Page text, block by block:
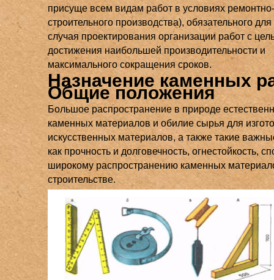
присуще всем видам работ в условиях ремонтно-
строительного производства), обязательного
случая проектирования организации работ с
достижения наибольшей производительности и
максимального сокращения сроков.
Назначение каменных
Общие положения
Большое распространение в природе
каменных материалов и обилие сырья для
искусственных материалов, а также такие
как прочность и долговечность, огнестойкость,
широкому распространению каменных
строительстве.